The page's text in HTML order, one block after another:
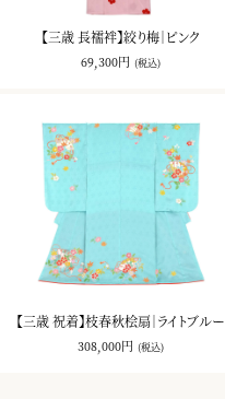
【三歳 長襦袢】絞り梅｜ピンク
69,300円 (税込)
【三歳 祝着】枝春秋桧扇｜ライトブルー
308,000円 (税込)